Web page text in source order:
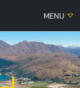
MENU